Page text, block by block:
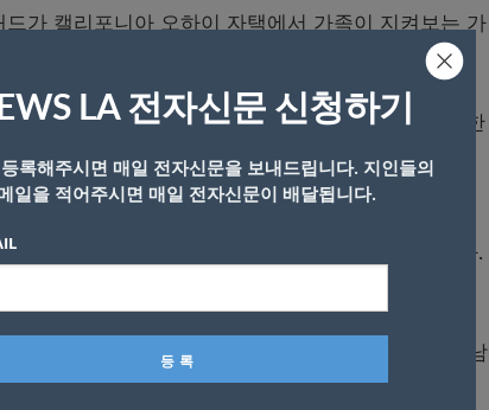
가 캘리포니아 오하이 자택에서 가족이 지켜보는 가
라운 영웅이었다”며 “그녀는 꿈속에서나 나올 법한
다”고 추모했다.
경력을 시작했고, 마틴 스코세이지 감독의 1974년
Here Anymore)에서 개성 넘치는 연기로 주목받았다.
.
(2015) 등 다양한 장르의 영화에서 강렬한 존재감을 남
LA 전자신문 신청하기
록해주시면 매일 전자신문을 보내드립니다. 지인들의
일을 적어주시면 매일 전자신문이 배달됩니다.